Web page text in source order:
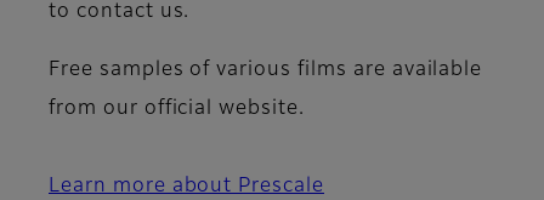
to contact us.
Free samples of various films are available
from our official website.
Learn more about Prescale